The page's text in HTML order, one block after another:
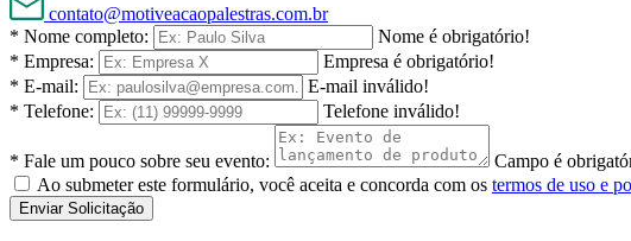
contato@motiveacaopalestras.com.br
* Nome completo:
Nome é obrigatório!
* Empresa:
Empresa é obrigatório!
* E-mail:
E-mail inválido!
* Telefone:
Telefone inválido!
* Fale um pouco sobre seu evento:
Campo é
Ao submeter este formulário, você aceita e concorda com os termos de uso e
Enviar Solicitação